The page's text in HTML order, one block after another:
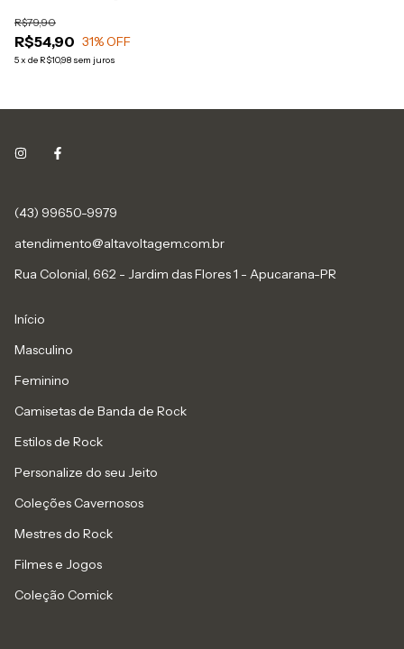
R$54,90
R$79,90
31% OFF
5x de R$10,98 sem juros
(43) 99650-9979
atendimento@altavoltagem.com.br
Rua Colonial, 662 - Jardim das Flores 1 - Apucarana-PR
Início
Masculino
Feminino
Camisetas de Banda de Rock
Estilos de Rock
Personalize do seu Jeito
Coleções Cavernosos
Mestres do Rock
Filmes e Jogos
Coleção Comick